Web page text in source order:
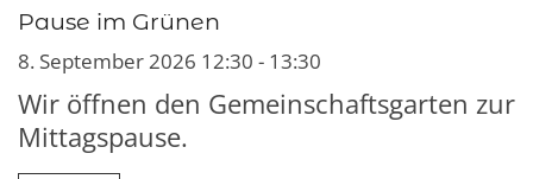
Pause im Grünen
8. September 2026 12:30 - 13:30
Wir öffnen den Gemeinschaftsgarten zur
Mittagspause.